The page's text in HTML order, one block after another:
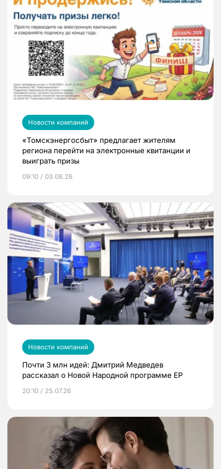
Новости компаний
«Томскэнергосбыт» предлагает жителям
региона перейти на электронные квитанции и
выиграть призы
09:10 / 03.08.26
Новости компаний
Почти 3 млн идей: Дмитрий Медведев
рассказал о Новой Народной программе ЕР
20:10 / 25.07.26